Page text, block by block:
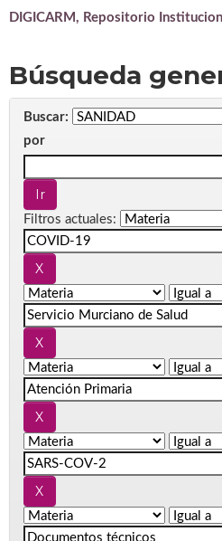
DIGICARM, Repositorio
Búsqueda
Buscar:
por
Filtros actuales: